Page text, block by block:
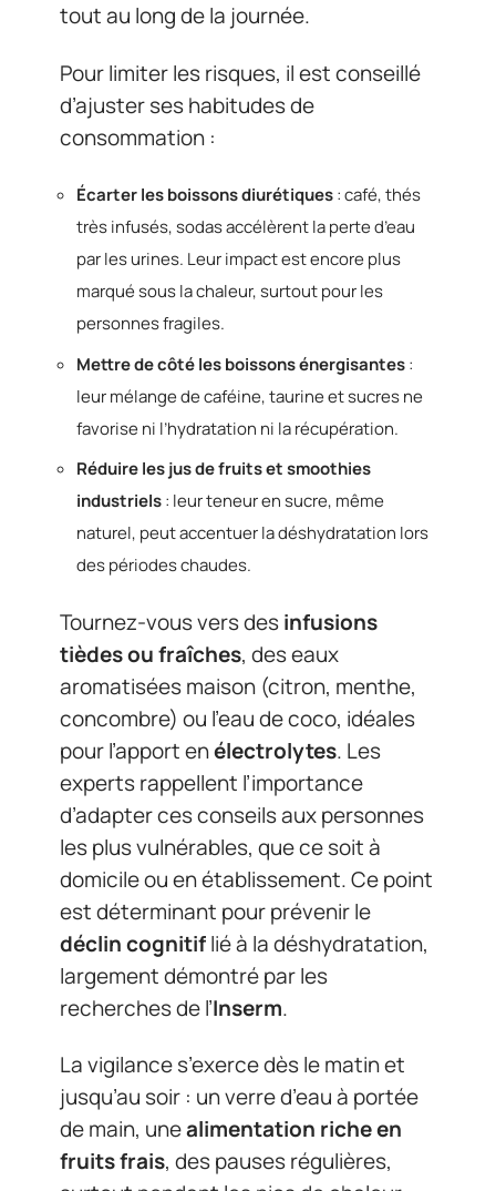
tout au long de la journée.
Pour limiter les risques, il est conseillé
d’ajuster ses habitudes de
consommation :
Écarter les boissons diurétiques: café, thés
très infusés, sodas accélèrent la perte d’eau
par les urines. Leur impact est encore plus
marqué sous la chaleur, surtout pour les
personnes fragiles.
Mettre de côté les boissons énergisantes:
leur mélange de caféine, taurine et sucres ne
favorise ni l’hydratation ni la récupération.
Réduire les jus de fruits et smoothies
industriels: leur teneur en sucre, même
naturel, peut accentuer la déshydratation lors
des périodes chaudes.
Tournez-vous vers desinfusions
tièdes ou fraîches, des eaux
aromatisées maison (citron, menthe,
concombre) ou l’eau de coco, idéales
pour l’apport enélectrolytes. Les
experts rappellent l’importance
d’adapter ces conseils aux personnes
les plus vulnérables, que ce soit à
domicile ou en établissement. Ce point
est déterminant pour prévenir le
déclin cognitiflié à la déshydratation,
largement démontré par les
recherches de l’Inserm.
La vigilance s’exerce dès le matin et
jusqu’au soir : un verre d’eau à portée
de main, unealimentation riche en
fruits frais, des pauses régulières,